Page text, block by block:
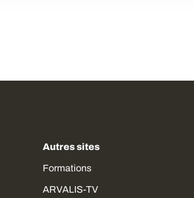
Autres sites
Formations
ARVALIS-TV